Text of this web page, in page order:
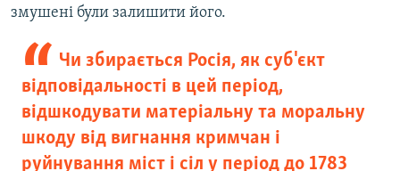
змушені були залишити його.
Чи збирається Росія, як суб'єкт
відповідальності в цей період,
відшкодувати матеріальну та моральну
шкоду від вигнання кримчан і
руйнування міст і сіл у період до 1783